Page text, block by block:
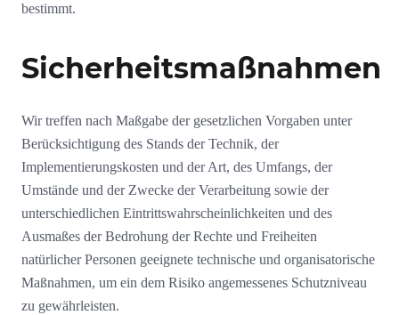
bestimmt.
Sicherheitsmaßnahmen
Wir treffen nach Maßgabe der gesetzlichen Vorgaben unter
Berücksichtigung des Stands der Technik, der
Implementierungskosten und der Art, des Umfangs, der
Umstände und der Zwecke der Verarbeitung sowie der
unterschiedlichen Eintrittswahrscheinlichkeiten und des
Ausmaßes der Bedrohung der Rechte und Freiheiten
natürlicher Personen geeignete technische und organisatorische
Maßnahmen, um ein dem Risiko angemessenes Schutzniveau
zu gewährleisten.